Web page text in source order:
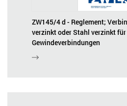
ZW145/4 d - Reglement;
verzinkt oder Stahl verzinkt für
Gewindeverbindungen